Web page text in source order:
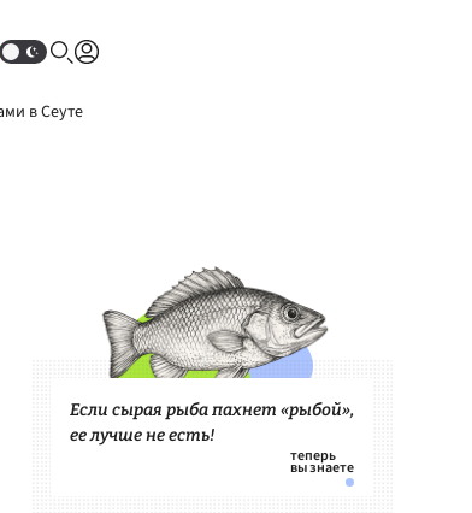
в Сеуте
Если сырая рыба пахнет «рыбой»,
ее лучше не есть!